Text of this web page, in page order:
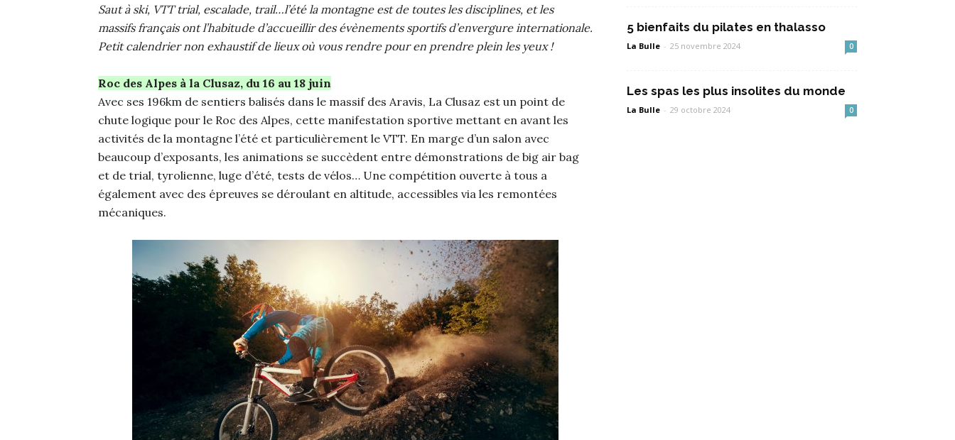
Saut à ski, VTT trial, escalade, trail…l’été la montagne est de toutes les disciplines, et les
massifs français ont l’habitude d’accueillir des évènements sportifs d’envergure internationale.
Petit calendrier non exhaustif de lieux où vous rendre pour en prendre plein les yeux !
Roc des Alpes à la Clusaz, du 16 au 18 juin
Avec ses 196km de sentiers balisés dans le massif des Aravis, La Clusaz est un point de
chute logique pour le Roc des Alpes, cette manifestation sportive mettant en avant les
activités de la montagne l’été et particulièrement le VTT. En marge d’un salon avec
beaucoup d’exposants, les animations se succèdent entre démonstrations de big air bag
et de trial, tyrolienne, luge d’été, tests de vélos… Une compétition ouverte à tous a
également avec des épreuves se déroulant en altitude, accessibles via les remontées
mécaniques.
5 bienfaits du pilates en thalasso
La Bulle - 25 novembre 2024 0
Les spas les plus insolites du monde
La Bulle - 29 octobre 2024 0